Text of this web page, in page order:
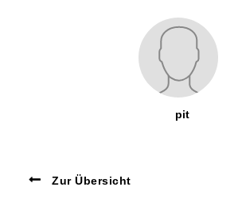
pit
Zur Übersicht